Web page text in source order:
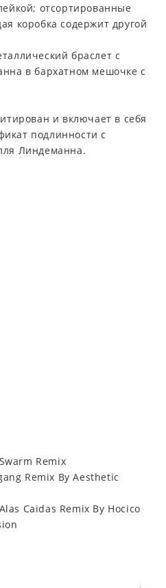
отсортированные
коробка содержит другой
браслет с
в бархатном мешочке с
и включает в себя
подлинности с
Линдеманна.
Remix
Remix By Aesthetic
Caidas Remix By Hocico